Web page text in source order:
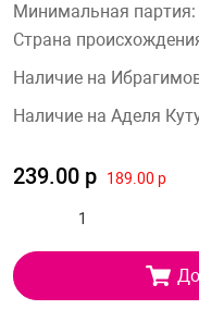
Минимальная партия:
Страна
Наличие на
Наличие на Аделя
239.00 р 189.00 р